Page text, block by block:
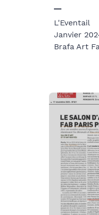
L'Eventail
Janvier
Brafa Art